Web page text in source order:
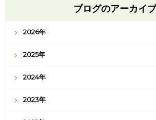
ブログのアーカイブ
2026年
2025年
2024年
2023年